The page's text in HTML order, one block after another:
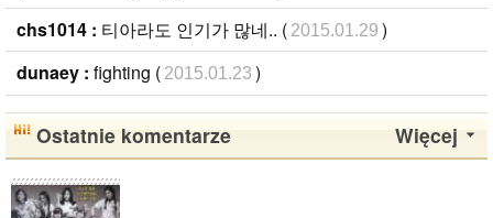
chs1014 : 티아라도 인기가 많네.. ( 2015.01.29 )
dunaey : fighting ( 2015.01.23 )
Więcej
Ostatnie komentarze